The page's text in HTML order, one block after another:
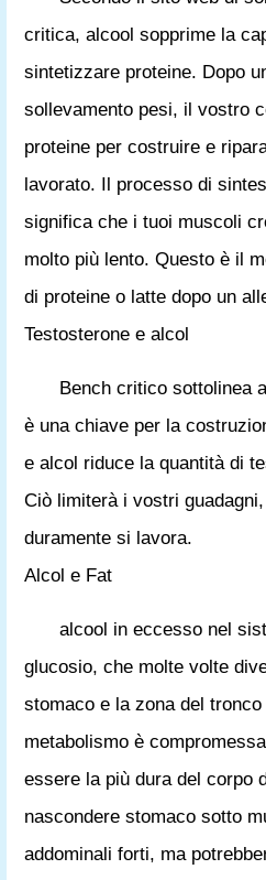
critica, alcool sopprime la
sintetizzare proteine. Dopo
sollevamento pesi, il vostro
proteine ​​per costruire e
lavorato. Il processo di
significa che i tuoi muscoli
molto più lento. Questo è il
di proteine ​​o latte dopo un
Testosterone e alcol
Bench critico sottolinea
è una chiave per la
e alcol riduce la quantità di
Ciò limiterà i vostri
duramente si lavora.
Alcol e Fat
alcool in eccesso nel
glucosio, che molte volte
stomaco e la zona del
metabolismo è
essere la più dura del corpo
nascondere stomaco sotto
addominali forti, ma